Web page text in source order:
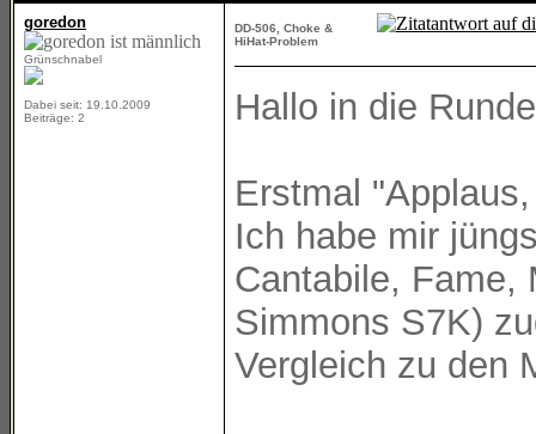
goredon
Grünschnabel
Dabei seit: 19.10.2009
Beiträge: 2
DD-506, Choke &
HiHat-Problem
Hallo in die
Erstmal
Ich habe mir
Cantabile, Fame,
Simmons S7K)
Vergleich zu den